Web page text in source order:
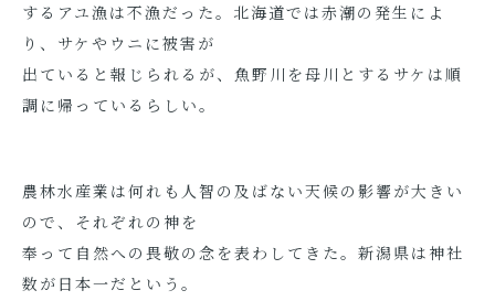
するアユ漁は不漁だった。北海道では赤潮の発生によ
り、サケやウニに被害が
出ていると報じられるが、魚野川を母川とするサケは順
調に帰っているらしい。
農林水産業は何れも人智の及ばない天候の影響が大きい
ので、それぞれの神を
奉って自然への畏敬の念を表わしてきた。新潟県は神社
数が日本一だという。